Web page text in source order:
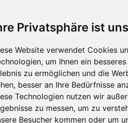
Privatsphäre ist
Website verwendet Cookies
um Ihnen ein
zu ermöglichen und die
besser an Ihre Bedürfnisse
Technologien nutzen wir
zu messen, um zu
Besucher kommen oder um